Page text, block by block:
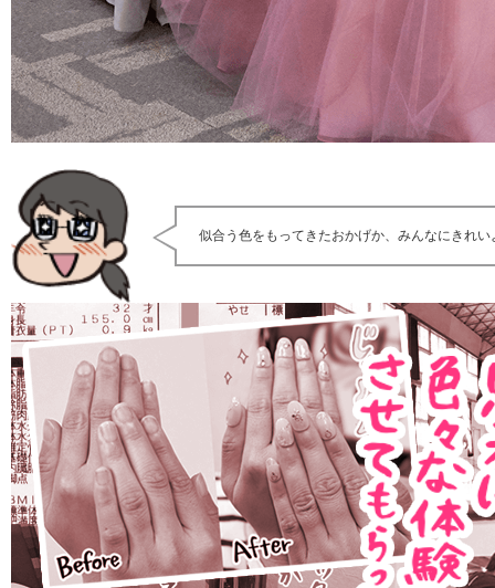
似合う色をもってきたおかげか、みんなにきれ